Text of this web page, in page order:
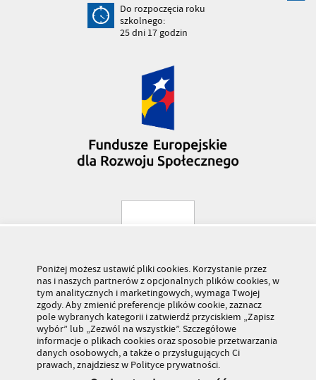
Do rozpoczęcia roku
szkolnego:
25dni 17godzin
Poniżej możesz ustawić pliki cookies. Korzystanie przez
nas i naszych partnerów z opcjonalnych plików cookies, w
tym analitycznych i marketingowych, wymaga Twojej
zgody. Aby zmienić preferencje plików cookie, zaznacz
pole wybranych kategorii i zatwierdź przyciskiem „Zapisz
wybór” lub „Zezwól na wszystkie”. Szczegółowe
informacje o plikach cookies oraz sposobie przetwarzania
danych osobowych, a także o przysługujących Ci
prawach, znajdziesz w Polityce prywatności.